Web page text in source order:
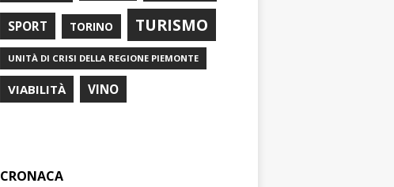
SPORT TORINO TURISMO
UNITÀ DI CRISI DELLA REGIONE PIEMONTE
VIABILITÀ VINO
CRONACA